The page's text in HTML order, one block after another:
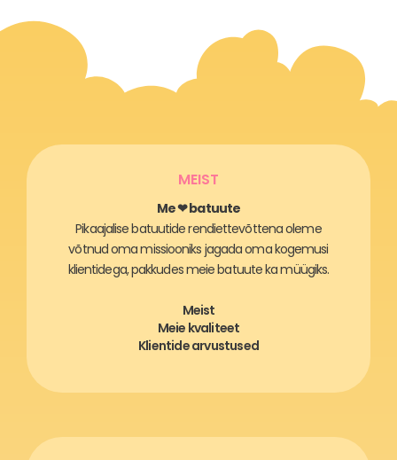
MEIST
Me ❤ batuute
Pikaajalise batuutide rendiettevõttena oleme
võtnud oma missiooniks jagada oma kogemusi
klientidega, pakkudes meie batuute ka müügiks.
Meist
Meie kvaliteet
Klientide arvustused